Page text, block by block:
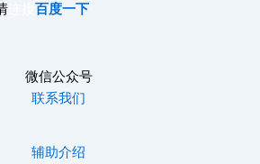
百度一下
微信公众号
联系我们
辅助介绍